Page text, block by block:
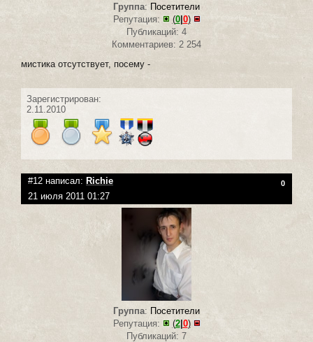
Группа: Посетители
Репутация:
(0|0)
Публикаций: 4
Комментариев: 2 254
мистика отсутствует, посему -
Зарегистрирован:
2.11.2010
#12 написал: Richie 0
21 июля 2011 01:27
Группа: Посетители
Репутация:
(2| 0)
Публикаций: 7